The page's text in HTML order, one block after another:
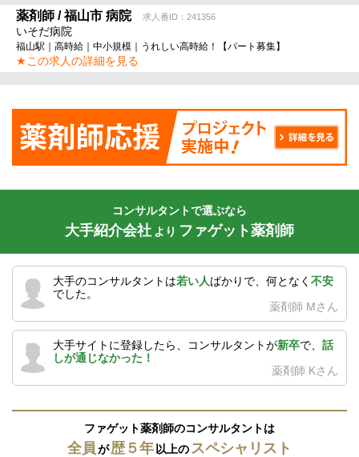
薬剤師 / 福山市 病院 求人番ID：241356
いそだ病院
福山駅｜高時給｜中小規模｜うれしい高時給！【パート募集】
★この求人の詳細を見る
コンサルタントで選ぶなら
大手紹介会社 より ファゲット薬剤師
大手のコンサルタントは若い人ばかりで、何となく 不安
でした。
薬剤師 Mさん
大手サイトに登録したら、コンサルタントが新卒で、 話
しが通じなかった！
薬剤師 Kさん
ファゲット薬剤師のコンサルタントは
全員が歴５年 以上の スペシャリスト